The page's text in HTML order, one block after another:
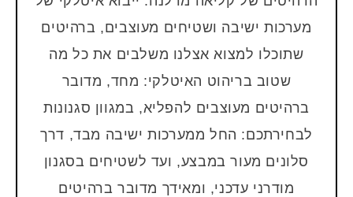
מערכות ישיבה ושטיחים מעוצבים, ברהיטים
שתוכלו למצוא אצלנו משלבים את כל מה
שטוב בריהוט האיטלקי: מחד, מדובר
ברהיטים מעוצבים להפליא, במגוון סגנונות
לבחירתכם: החל ממערכות ישיבה מבד, דרך
סלונים מעור במבצע, ועד לשטיחים בסגנון
מודרני עדכני, ומאידך מדובר ברהיטים